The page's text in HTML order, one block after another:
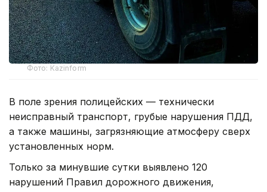
Фото: Kazinform
В поле зрения полицейских — технически
неисправный транспорт, грубые нарушения ПДД,
а также машины, загрязняющие атмосферу сверх
установленных норм.
Только за минувшие сутки выявлено 120
нарушений Правил дорожного движения,